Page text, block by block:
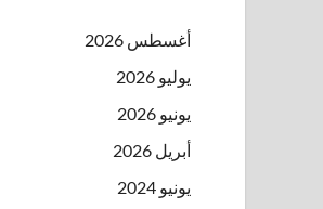
أغسطس 2026
يوليو 2026
يونيو 2026
أبريل 2026
يونيو 2024